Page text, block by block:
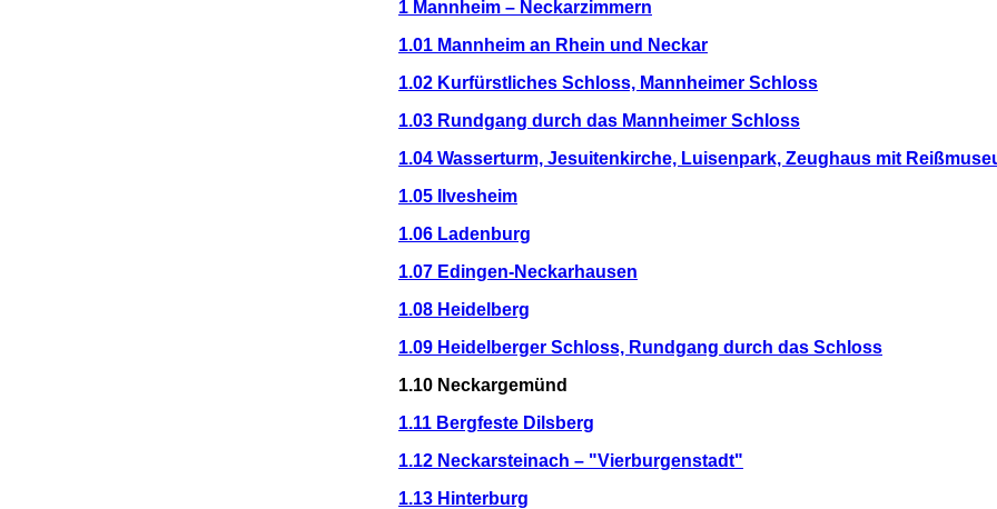
1 Mannheim – Neckarzimmern
1.01 Mannheim an Rhein und Neckar
1.02 Kurfürstliches Schloss, Mannheimer Schloss
1.03 Rundgang durch das Mannheimer Schloss
1.04 Wasserturm, Jesuitenkirche, Luisenpark, Zeughaus mit
1.05 Ilvesheim
1.06 Ladenburg
1.07 Edingen-Neckarhausen
1.08 Heidelberg
1.09 Heidelberger Schloss, Rundgang durch das Schloss
1.10 Neckargemünd
1.11 Bergfeste Dilsberg
1.12 Neckarsteinach – "Vierburgenstadt"
1.13 Hinterburg